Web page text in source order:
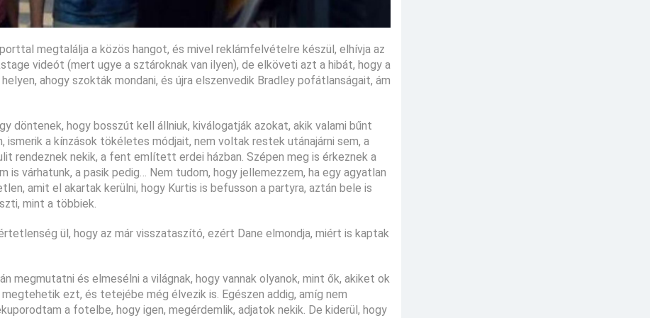
megtalálja a közös hangot, és mivel reklámfelvételre készül, elhívja az
videót (mert ugye a sztároknak van ilyen), de elköveti azt a hibát, hogy a
ahogy szokták mondani, és újra elszenvedik Bradley pofátlanságait, ám
döntenek, hogy bosszút kell állniuk, kiválogatják azokat, akik valami bűnt
a kínzások tökéletes módjait, nem voltak restek utánajárni sem, a
nekik, a fent említett erdei házban. Szépen meg is érkeznek a
várhatunk, a pasik pedig… Nem tudom, hogy jellemezzem, ha egy agyatlan
amit el akartak kerülni, hogy Kurtis is befusson a partyra, aztán bele is
mint a többiek.
ül, hogy az már visszataszító, ezért Dane elmondja, miért is kaptak
megmutatni és elmesélni a világnak, hogy vannak olyanok, mint ők, akiket ok
ezt, és tetejébe még élvezik is. Egészen addig, amíg nem
a fotelbe, hogy igen, megérdemlik, adjatok nekik. De kiderül, hogy